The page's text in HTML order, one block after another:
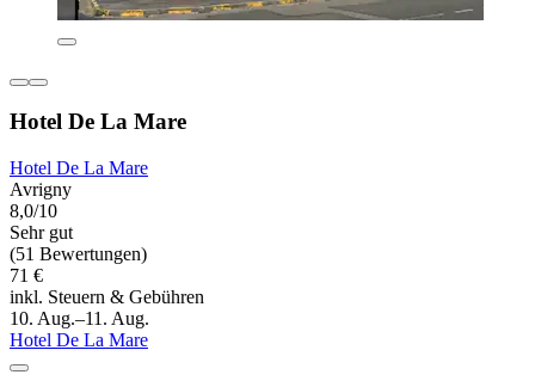
Hotel De La Mare
Hotel De La Mare
Avrigny
8,0/10
Sehr gut
(51 Bewertungen)
71 €
inkl. Steuern & Gebühren
10. Aug.–11. Aug.
Hotel De La Mare